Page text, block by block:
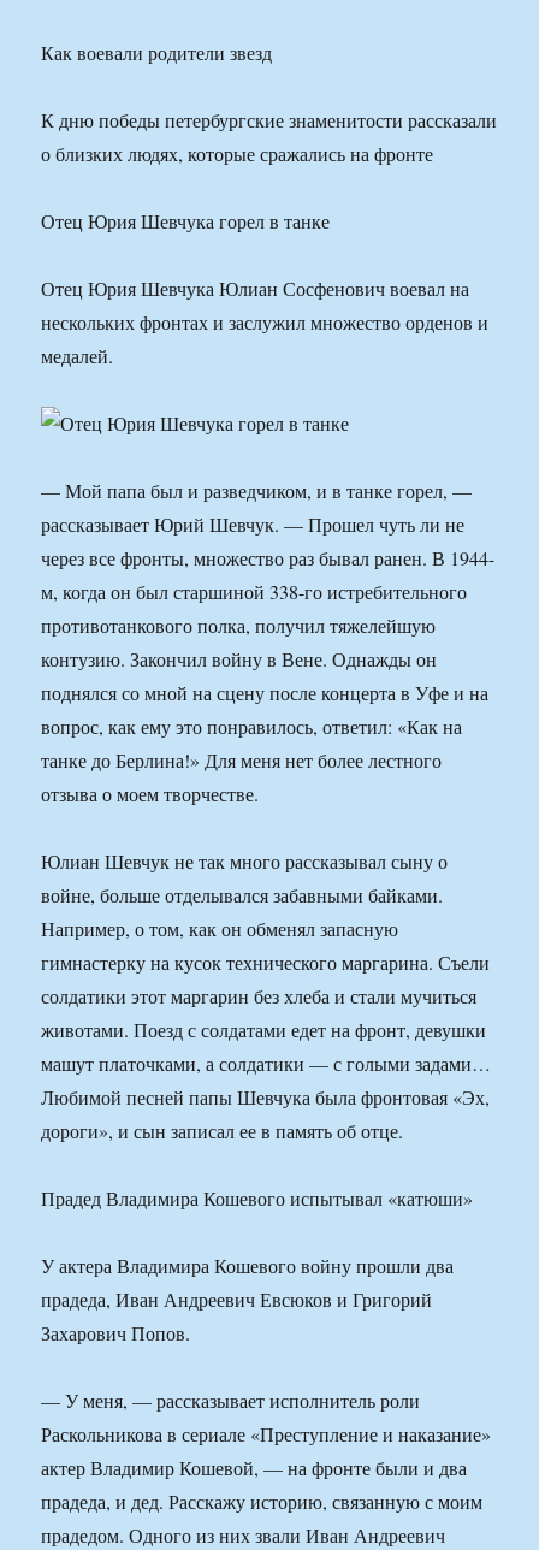
Как воевали родители звезд
К дню победы петербургские знаменитости рассказали
о близких людях, которые сражались на фронте
Отец Юрия Шевчука горел в танке
Отец Юрия Шевчука Юлиан Сосфенович воевал на
нескольких фронтах и заслужил множество орденов и
медалей.
— Мой папа был и разведчиком, и в танке горел, —
рассказывает Юрий Шевчук. — Прошел чуть ли не
через все фронты, множество раз бывал ранен. В 1944-
м, когда он был старшиной 338-го истребительного
противотанкового полка, получил тяжелейшую
контузию. Закончил войну в Вене. Однажды он
поднялся со мной на сцену после концерта в Уфе и на
вопрос, как ему это понравилось, ответил: «Как на
танке до Берлина!» Для меня нет более лестного
отзыва о моем творчестве.
Юлиан Шевчук не так много рассказывал сыну о
войне, больше отделывался забавными байками.
Например, о том, как он обменял запасную
гимнастерку на кусок технического маргарина. Съели
солдатики этот маргарин без хлеба и стали мучиться
животами. Поезд с солдатами едет на фронт, девушки
машут платочками, а солдатики — с голыми задами…
Любимой песней папы Шевчука была фронтовая «Эх,
дороги», и сын записал ее в память об отце.
Прадед Владимира Кошевого испытывал «катюши»
У актера Владимира Кошевого войну прошли два
прадеда, Иван Андреевич Евсюков и Григорий
Захарович Попов.
— У меня, — рассказывает исполнитель роли
Раскольникова в сериале «Преступление и наказание»
актер Владимир Кошевой, — на фронте были и два
прадеда, и дед. Расскажу историю, связанную с моим
прадедом. Одного из них звали Иван Андреевич